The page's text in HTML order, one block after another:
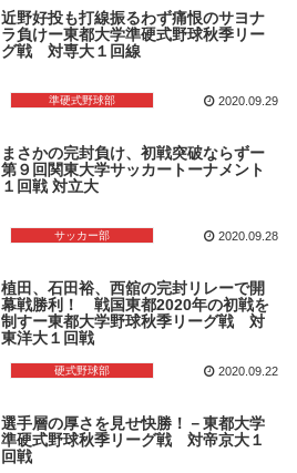
準硬式野球部
近野好投も打線振るわず痛恨のサヨナ
ラ負けー東都大学準硬式野球秋季リー
グ戦 対専大１回線
2020.09.29
サッカー部
まさかの完封負け、初戦突破ならずー
第９回関東大学サッカートーナメント
１回戦 対立大
2020.09.28
硬式野球部
植田、石田裕、西舘の完封リレーで開
幕戦勝利！ 戦国東都2020年の初戦を
制すー東都大学野球秋季リーグ戦 対
東洋大１回戦
2020.09.22
選手層の厚さを見せ快勝！－東都大学
準硬式野球秋季リーグ戦 対帝京大１
回戦